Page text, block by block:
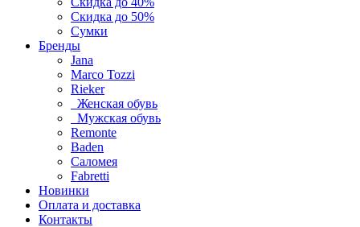
Скидка до 50%
Сумки
Бренды
Jana
Marco Tozzi
Rieker
Женская обувь
Мужская обувь
Remonte
Baden
Саломея
Fabretti
Новинки
Оплата и доставка
Контакты